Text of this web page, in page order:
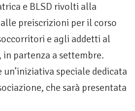
e BLSD rivolti alla
preiscrizioni per il corso
e agli addetti al
partenza a settembre.
speciale dedicata
che sarà presentata